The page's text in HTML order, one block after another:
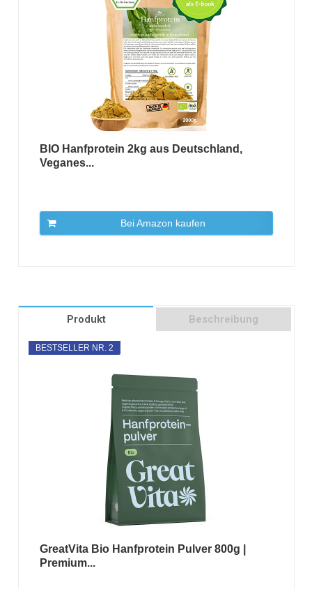
BIO Hanfprotein 2kg aus Deutschland,
Veganes...
Bei Amazon kaufen
Produkt Beschreibung
BESTSELLER NR. 2
GreatVita Bio Hanfprotein Pulver 800g |
Premium...